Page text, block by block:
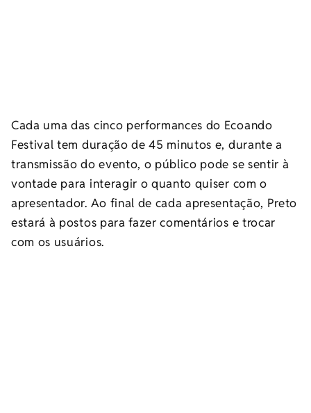
Cada uma das cinco performances do Ecoando
Festival tem duração de 45 minutos e, durante a
transmissão do evento, o público pode se sentir à
vontade para interagir o quanto quiser com o
apresentador. Ao final de cada apresentação, Preto
estará à postos para fazer comentários e trocar
com os usuários.